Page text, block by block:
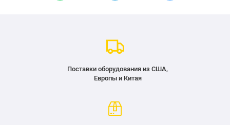
Поставки оборудования из США,
Европы и Китая